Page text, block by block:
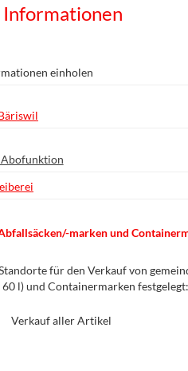
einholen
marken und
für den Verkauf von
l) und Containermarken festgelegt:
Verkauf aller Artikel